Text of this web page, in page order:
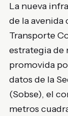
La nueva
de la avenida
Transporte
estrategia de
promovida
datos de la
(Sobse), el
metros